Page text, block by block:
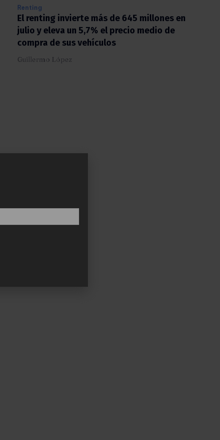
Renting
El renting invierte más de 645 millones en
julio y eleva un 5,7% el precio medio de
compra de sus vehículos
Guillermo López